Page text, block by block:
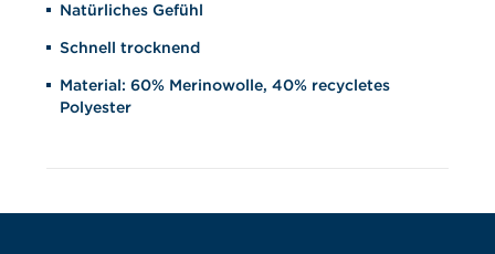
Natürliches Gefühl
Schnell trocknend
Material: 60% Merinowolle, 40% recycletes
Polyester